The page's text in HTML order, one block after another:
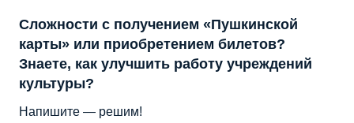
Сложности с получением «Пушкинской
карты» или приобретением билетов?
Знаете, как улучшить работу учреждений
культуры?
Напишите — решим!